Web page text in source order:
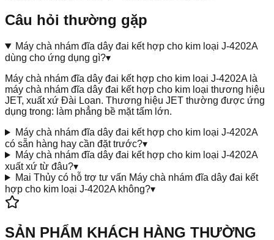
Câu hỏi thường gặp
Máy chà nhám đĩa dây đai kết hợp cho kim loại J-4202A
dùng cho ứng dụng gì?▾
Máy chà nhám đĩa dây đai kết hợp cho kim loại J-4202A là
máy chà nhám đĩa dây đai kết hợp cho kim loại thương hiệu
JET, xuất xứ Đài Loan. Thương hiệu JET thường được ứng
dụng trong: làm phẳng bề mặt tấm lớn.
Máy chà nhám đĩa dây đai kết hợp cho kim loại J-4202A
có sẵn hàng hay cần đặt trước?▾
Máy chà nhám đĩa dây đai kết hợp cho kim loại J-4202A
xuất xứ từ đâu?▾
Mai Thủy có hỗ trợ tư vấn Máy chà nhám đĩa dây đai kết
hợp cho kim loại J-4202A không?▾
SẢN PHẨM KHÁCH HÀNG THƯỜNG